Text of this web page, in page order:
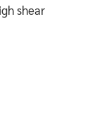
shear